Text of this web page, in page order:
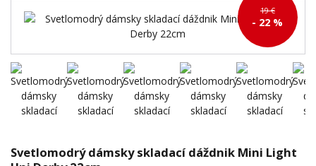
19 €
- 22 %
Svetlomodrý dámsky skladací dáždnik Mini Light